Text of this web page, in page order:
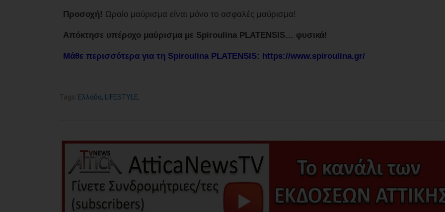
Προσοχή! Ωραίο μαύρισμα είναι μόνο το ασφαλές μαύρισμα!
Απόκτησε υπέροχο μαύρισμα με Spiroulina PLATENSIS… φυσικά!
Μάθε περισσότερα για τη Spiroulina PLATENSIS: https://www.spiroulina.gr/
Tags: Ελλάδα, LIFESTYLE,